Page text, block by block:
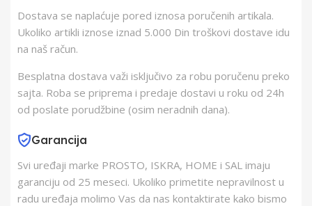
Zemlja Uvoza Kina
Dostava se naplaćuje pored iznosa poručenih artikala.
Ukoliko artikli iznose iznad 5.000 Din troškovi dostave idu
na naš račun.
Besplatna dostava važi isključivo za robu poručenu preko
sajta. Roba se priprema i predaje dostavi u roku od 24h
od poslate porudžbine (osim neradnih dana).
Garancija
Svi uređaji marke PROSTO, ISKRA, HOME i SAL imaju
garanciju od 25 meseci. Ukoliko primetite nepravilnost u
radu uređaja molimo Vas da nas kontaktirate kako bismo